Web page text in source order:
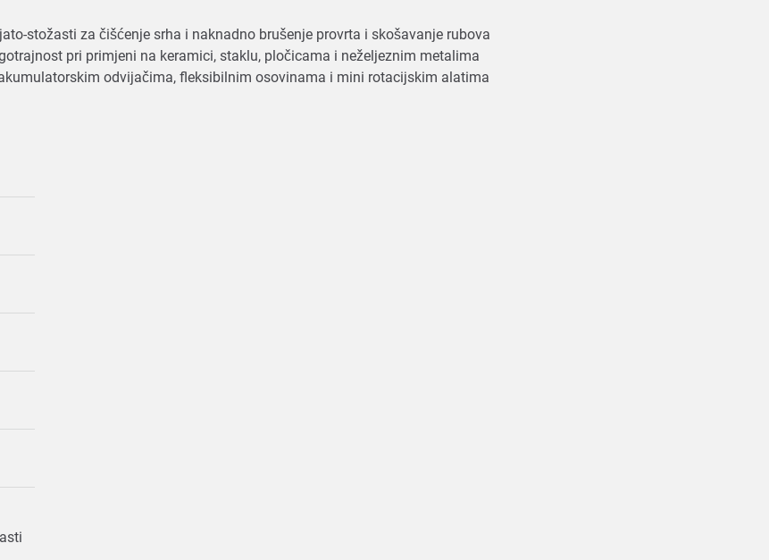
stožasti za čišćenje srha i naknadno brušenje provrta i skošavanje rubova
pri primjeni na keramici, staklu, pločicama i neželjeznim metalima
odvijačima, fleksibilnim osovinama i mini rotacijskim alatima